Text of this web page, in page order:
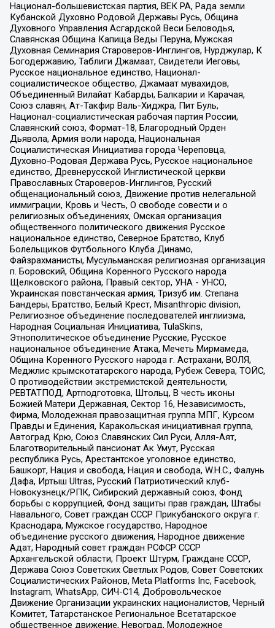
Национал-большевистская партия, ВЕК РА, Рада земли
Кубанской Духовно Родовой Державы Русь, Община
Духовного Управления Асгардской Веси Беловодья,
Славянская Община Капища Веды Перуна, Мужская
Духовная Семинария Староверов-Инглингов, Нурджулар, К
Богодержавию, Таблиги Джамаат, Свидетели Иеговы,
Русское национальное единство, Национал-
социалистическое общество, Джамаат мувахидов,
Объединенный Вилайат Кабарды, Балкарии и Карачая,
Союз славян, Ат-Такфир Валь-Хиджра, Пит Буль,
Национал-социалистическая рабочая партия России,
Славянский союз, Формат-18, Благородный Орден
Дьявола, Армия воли народа, Национальная
Социалистическая Инициатива города Череповца,
Духовно-Родовая Держава Русь, Русское национальное
единство, Древнерусской Инглистической церкви
Православных Староверов-Инглингов, Русский
общенациональный союз, Движение против нелегальной
иммиграции, Кровь и Честь, О свободе совести и о
религиозных объединениях, Омская организация
общественного политического движения Русское
национальное единство, Северное Братство, Клуб
Болельщиков Футбольного Клуба Динамо,
Файзрахманисты, Мусульманская религиозная организация
п. Боровский, Община Коренного Русского народа
Щелковского района, Правый сектор, УНА - УНСО,
Украинская повстанческая армия, Тризуб им. Степана
Бандеры, Братство, Белый Крест, Misanthropic division,
Религиозное объединение последователей инглиизма,
Народная Социальная Инициатива, TulaSkins,
Этнополитическое объединение Русские, Русское
национальное объединение Атака, Мечеть Мирмамеда,
Община Коренного Русского народа г. Астрахани, ВОЛЯ,
Меджлис крымскотатарского народа, Рубеж Севера, ТОЙС,
О противодействии экстремистской деятельности,
РЕВТАТПОД, Артподготовка, Штольц, В честь иконы
Божией Матери Державная, Сектор 16, Независимость,
Фирма, Молодежная правозащитная группа МПГ, Курсом
Правды и Единения, Каракольская инициативная группа,
Автоград Крю, Союз Славянских Сил Руси, Алля-Аят,
Благотворительный пансионат Ак Умут, Русская
республика Русь, Арестантское уголовное единство,
Башкорт, Нация и свобода, Нация и свобода, W.H.С., Фалунь
Дафа, Иртыш Ultras, Русский Патриотический клуб-
Новокузнецк/РПК, Сибирский державный союз, Фонд
борьбы с коррупцией, Фонд защиты прав граждан, Штабы
Навального, Совет граждан СССР Прикубанского округа г.
Краснодара, Мужское государство, Народное
объединение русского движения, Народное движение
Адат, Народный совет граждан РСФСР СССР
Архангельской области, Проект Штурм, Граждане СССР,
Держава Союз Советских Светлых Родов, Совет Советских
Социалистических Районов, Meta Platforms Inc, Facebook,
Instagram, WhatsApp, СИЧ-С14, Добровольческое
Движение Организации украинских националистов, Черный
Комитет, Татарстанское Региональное Всетатарское
общественное движение, Невоград, Молодежное